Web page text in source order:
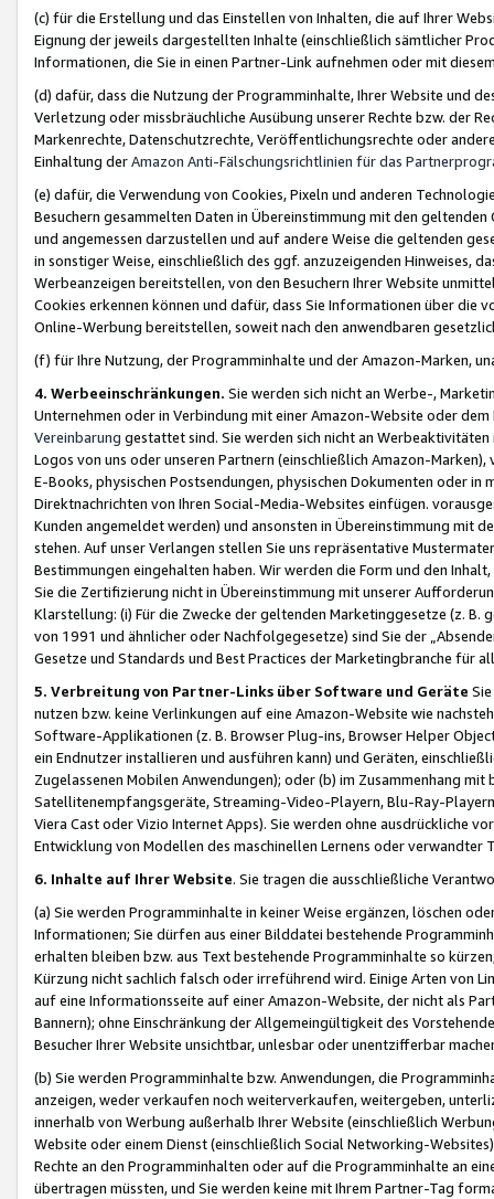
(c) für die Erstellung und das Einstellen von Inhalten, die auf Ihrer
Eignung der jeweils dargestellten Inhalte (einschließlich sämtlicher
Informationen, die Sie in einen Partner-Link aufnehmen oder mit
(d) dafür, dass die Nutzung der Programminhalte, Ihrer Website und
Verletzung oder missbräuchliche Ausübung unserer Rechte bzw. der
Markenrechte, Datenschutzrechte, Veröffentlichungsrechte oder
Einhaltung derAmazon Anti-Fälschungsrichtlinien für das
(e) dafür, die Verwendung von Cookies, Pixeln und anderen
Besuchern gesammelten Daten in Übereinstimmung mit den
und angemessen darzustellen und auf andere Weise die geltenden
in sonstiger Weise, einschließlich des ggf. anzuzeigenden Hinweises,
Werbeanzeigen bereitstellen, von den Besuchern Ihrer Website
Cookies erkennen können und dafür, dass Sie Informationen über die
Online-Werbung bereitstellen, soweit nach den anwendbaren
(f) für Ihre Nutzung, der Programminhalte und der Amazon-Marken,
4. Werbeeinschränkungen. Sie werden sich nicht an Werbe-,
Unternehmen oder in Verbindung mit einer Amazon-Website oder
Vereinbarung gestattet sind. Sie werden sich nicht an
Logos von uns oder unseren Partnern (einschließlich Amazon-
E-Books, physischen Postsendungen, physischen Dokumenten oder in
Direktnachrichten von Ihren Social-Media-Websites einfügen.
Kunden angemeldet werden) und ansonsten in Übereinstimmung mit
stehen. Auf unser Verlangen stellen Sie uns repräsentative
Bestimmungen eingehalten haben. Wir werden die Form und den
Sie die Zertifizierung nicht in Übereinstimmung mit unserer
Klarstellung: (i) Für die Zwecke der geltenden Marketinggesetze (z. B.
von 1991 und ähnlicher oder Nachfolgegesetze) sind Sie der
Gesetze und Standards und Best Practices der Marketingbranche für
5. Verbreitung von Partner-Links über Software und Geräte
nutzen bzw. keine Verlinkungen auf eine Amazon-Website wie
Software-Applikationen (z. B. Browser Plug-ins, Browser Helper
ein Endnutzer installieren und ausführen kann) und Geräten,
Zugelassenen Mobilen Anwendungen); oder (b) im Zusammenhang
Satellitenempfangsgeräte, Streaming-Video-Playern, Blu-Ray-
Viera Cast oder Vizio Internet Apps). Sie werden ohne ausdrückliche
Entwicklung von Modellen des maschinellen Lernens oder
6. Inhalte auf Ihrer Website. Sie tragen die ausschließliche
(a) Sie werden Programminhalte in keiner Weise ergänzen, löschen
Informationen; Sie dürfen aus einer Bilddatei bestehende
erhalten bleiben bzw. aus Text bestehende Programminhalte so
Kürzung nicht sachlich falsch oder irreführend wird. Einige Arten von
auf eine Informationsseite auf einer Amazon-Website, der nicht als
Bannern); ohne Einschränkung der Allgemeingültigkeit des
Besucher Ihrer Website unsichtbar, unlesbar oder unentzifferbar
(b) Sie werden Programminhalte bzw. Anwendungen, die
anzeigen, weder verkaufen noch weiterverkaufen, weitergeben,
innerhalb von Werbung außerhalb Ihrer Website (einschließlich
Website oder einem Dienst (einschließlich Social Networking-
Rechte an den Programminhalten oder auf die Programminhalte an
übertragen müssten, und Sie werden keine mit Ihrem Partner-Tag